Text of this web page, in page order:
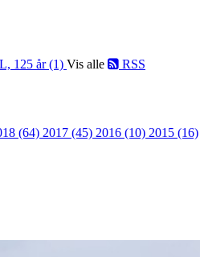
125 år (1) Vis alle RSS
(64) 2017 (45) 2016 (10) 2015 (16)